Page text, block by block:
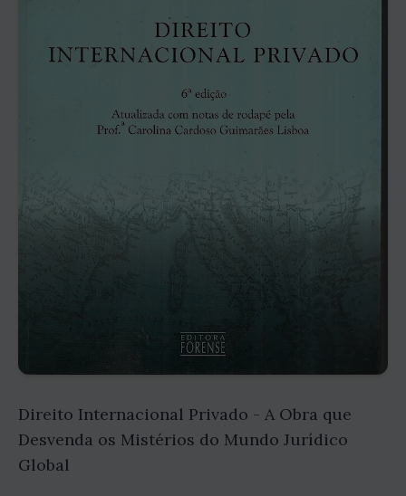
Direito Internacional Privado - A Obra que
Desvenda os Mistérios do Mundo Jurídico
Global